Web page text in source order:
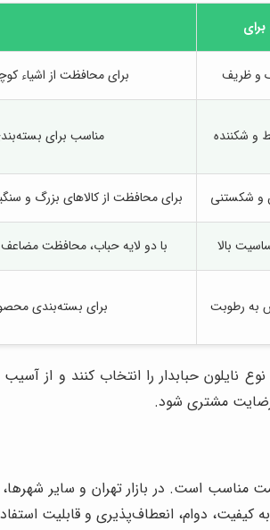
و ظریف برای محافظت از اشیاء
و شکننده مناسب برای
و شکستنی برای محافظت از کالاهای بزرگ و
بالا با دو لایه حباب، محافظت مضاعف
به رطوبت برای بسته‌بندی
نایلون حبابدار را انتخاب کنند و از
رضایت مشتری شود.
مناسب است. در بازار تهران و سایر
کیفیت، دوام، انعطاف‌پذیری و قابلیت